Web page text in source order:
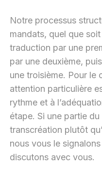
Notre processus
mandats, quel que
traduction par une
par une deuxième,
une troisième. Pour le
attention particulière
rythme et à
étape. Si une partie
transcréation plutôt
nous vous le
discutons avec vous.